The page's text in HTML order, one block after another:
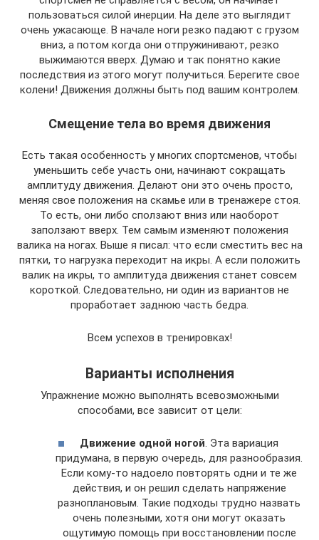
пользоваться силой инерции. На деле это выглядит
очень ужасающе. В начале ноги резко падают с грузом
вниз, а потом когда они отпружинивают, резко
выжимаются вверх. Думаю и так понятно какие
последствия из этого могут получиться. Берегите свое
колени! Движения должны быть под вашим контролем.
Смещение тела во время движения
Есть такая особенность у многих спортсменов, чтобы
уменьшить себе участь они, начинают сокращать
амплитуду движения. Делают они это очень просто,
меняя свое положения на скамье или в тренажере стоя.
То есть, они либо сползают вниз или наоборот
заползают вверх. Тем самым изменяют положения
валика на ногах. Выше я писал: что если сместить вес на
пятки, то нагрузка переходит на икры. А если положить
валик на икры, то амплитуда движения станет совсем
короткой. Следовательно, ни один из вариантов не
проработает заднюю часть бедра.
Всем успехов в тренировках!
Варианты исполнения
Упражнение можно выполнять всевозможными
способами, все зависит от цели:
Движение одной ногой. Эта вариация
придумана, в первую очередь, для разнообразия.
Если кому-то надоело повторять одни и те же
действия, и он решил сделать напряжение
разноплановым. Такие подходы трудно назвать
очень полезными, хотя они могут оказать
ощутимую помощь при восстановлении после